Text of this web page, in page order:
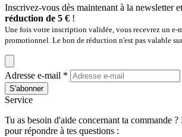
Inscrivez-vous dès maintenant à la newsletter
réduction de 5 € !
Une fois votre inscription validée, vous recevrez un e-
promotionnel. Le bon de réduction n'est pas valable
Adresse e-mail *
S'abonner
Service
Tu as besoin d'aide concernant ta commande ?
pour répondre à tes questions :